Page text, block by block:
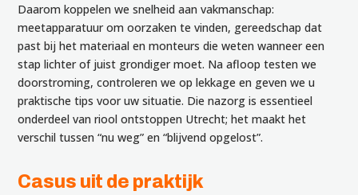
Daarom koppelen we snelheid aan vakmanschap:
meetapparatuur om oorzaken te vinden, gereedschap dat
past bij het materiaal en monteurs die weten wanneer een
stap lichter of juist grondiger moet. Na afloop testen we
doorstroming, controleren we op lekkage en geven we u
praktische tips voor uw situatie. Die nazorg is essentieel
onderdeel van riool ontstoppen Utrecht; het maakt het
verschil tussen “nu weg” en “blijvend opgelost”.
Casus uit de praktijk